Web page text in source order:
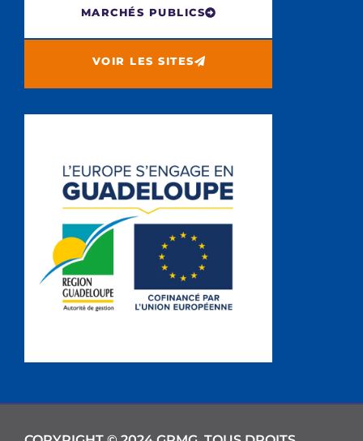
MARCHÉS PUBLICS
VOIR LES SITES